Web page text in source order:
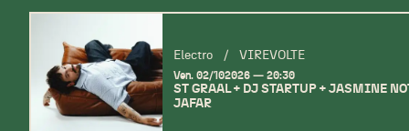
Electro / VIREVOLTE
vendredi
Ven. 02/octobre
102026 20:30
ST GRAAL + DJ STARTUP + JASMINE
JAFAR